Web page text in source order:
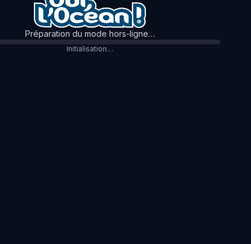
Préparation du mode hors-ligne…
Initialisation…